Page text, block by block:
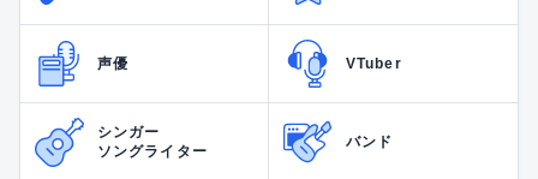
声優 VTuber
シンガー
ソングライター
バンド